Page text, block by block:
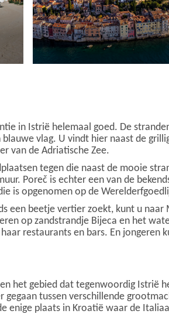
in Istrië helemaal goed. De
vlag. U vindt hier naast de
van de Adriatische Zee.
tegen die naast de mooie
Poreč is echter een van de
is opgenomen op de
een beetje vertier zoekt, kunt u
op zandstrandje Bijeca en het
restaurants en bars. En
het gebied dat tegenwoordig Istrië
tussen verschillende
enige plaats in Kroatië waar de